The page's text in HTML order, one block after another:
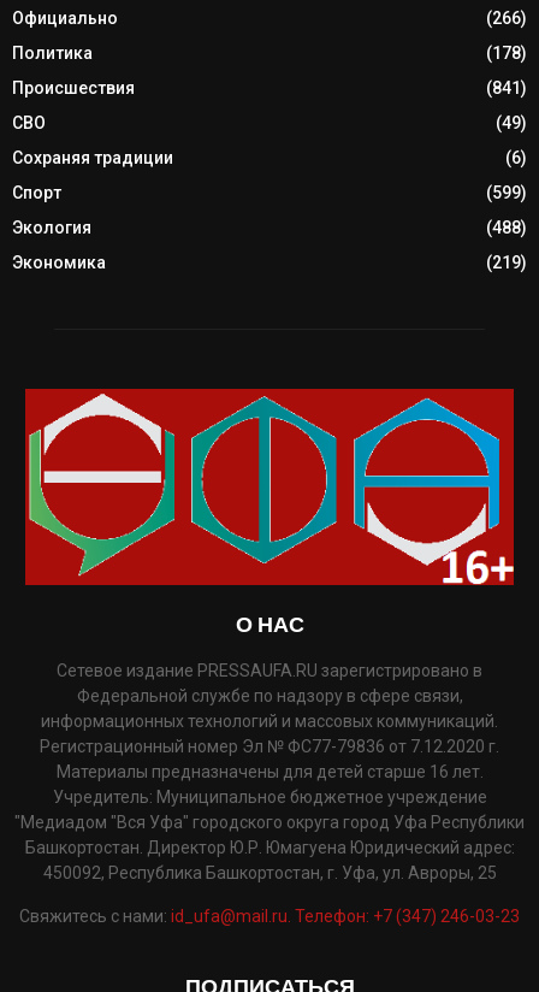
Официально
(266)
Политика
(178)
Происшествия
(841)
СВО
(49)
Сохраняя традиции
(6)
Спорт
(599)
Экология
(488)
Экономика
(219)
О НАС
Сетевое издание PRESSAUFA.RU зарегистрировано в
Федеральной службе по надзору в сфере связи,
информационных технологий и массовых коммуникаций.
Регистрационный номер Эл № ФС77-79836 от 7.12.2020 г.
Материалы предназначены для детей старше 16 лет.
Учредитель: Муниципальное бюджетное учреждение
"Медиадом "Вся Уфа" городского округа город Уфа Республики
Башкортостан. Директор Ю.Р. Юмагуена Юридический адрес:
450092, Республика Башкортостан, г. Уфа, ул. Авроры, 25
Свяжитесь с нами: id_ufa@mail.ru. Телефон: +7 (347) 246-03-23